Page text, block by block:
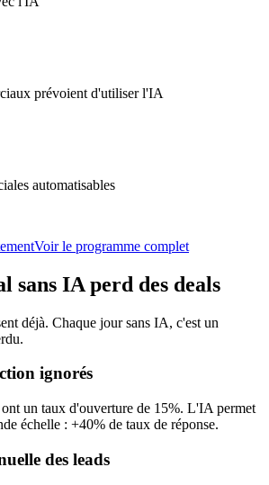
prévoient d'utiliser l'IA
automatisables
Voir le programme complet
sans IA perd des deals
déjà. Chaque jour sans IA, c'est un
ignorés
un taux d'ouverture de 15%. L'IA permet
échelle : +40% de taux de réponse.
des leads